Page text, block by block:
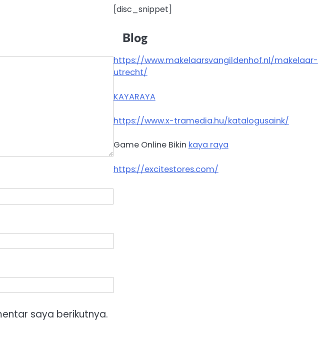
saya berikutnya.
[disc_snippet]
Blog
https://www.makelaarsvangildenhof.nl/makelaar-
utrecht/
KAYARAYA
https://www.x-tramedia.hu/katalogusaink/
Game Online Bikin kaya raya
https://excitestores.com/